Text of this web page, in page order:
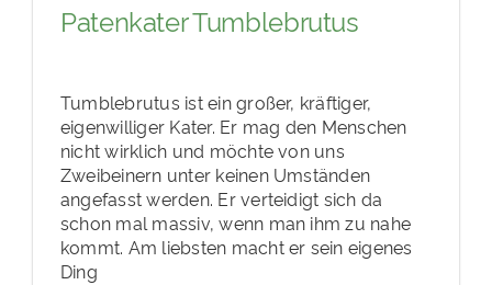
Patenkater Tumblebrutus
Tumblebrutus ist ein großer, kräftiger,
eigenwilliger Kater. Er mag den Menschen
nicht wirklich und möchte von uns
Zweibeinern unter keinen Umständen
angefasst werden. Er verteidigt sich da
schon mal massiv, wenn man ihm zu nahe
kommt. Am liebsten macht er sein eigenes
Ding